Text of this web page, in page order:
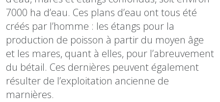
7000 ha d’eau. Ces plans d’eau ont tous été
créés par l’homme : les étangs pour la
production de poisson à partir du moyen âge
et les mares, quant à elles, pour l’abreuvement
du bétail. Ces dernières peuvent également
résulter de l’exploitation ancienne de
marnières.